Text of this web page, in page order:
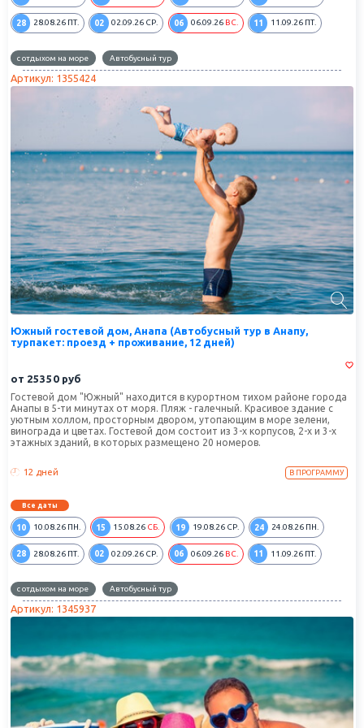
28 28.08.26 ПТ. 02 02.09.26 СР. 06 06.09.26 ВС. 11 11.09.26 ПТ.
с отдыхом на море Автобусный тур
Артикул: 1355424
Южный гостевой дом, Анапа (Автобусный тур в Анапу,
турпакет: проезд + проживание, 12 дней)
от 25350 руб
Гостевой дом "Южный" находится в курортном тихом районе города
Анапы в 5-ти минутах от моря. Пляж - галечный. Красивое здание с
уютным холлом, просторным двором, утопающим в море зелени,
винограда и цветах. Гостевой дом состоит из 3-х корпусов, 2-х и 3-х
этажных зданий, в которых размещено 20 номеров.
12 дней В ПРОГРАММУ
Все даты
10 10.08.26 ПН. 15 15.08.26 СБ. 19 19.08.26 СР. 24 24.08.26 ПН.
28 28.08.26 ПТ. 02 02.09.26 СР. 06 06.09.26 ВС. 11 11.09.26 ПТ.
с отдыхом на море Автобусный тур
Артикул: 1345937